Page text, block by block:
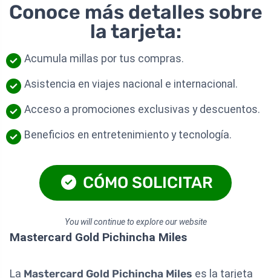
Conoce más detalles sobre
la tarjeta:
Acumula millas por tus compras.
Asistencia en viajes nacional e internacional.
Acceso a promociones exclusivas y descuentos.
Beneficios en entretenimiento y tecnología.
CÓMO SOLICITAR
You will continue to explore our website
Mastercard Gold Pichincha Miles
La Mastercard Gold Pichincha Miles es la tarjeta